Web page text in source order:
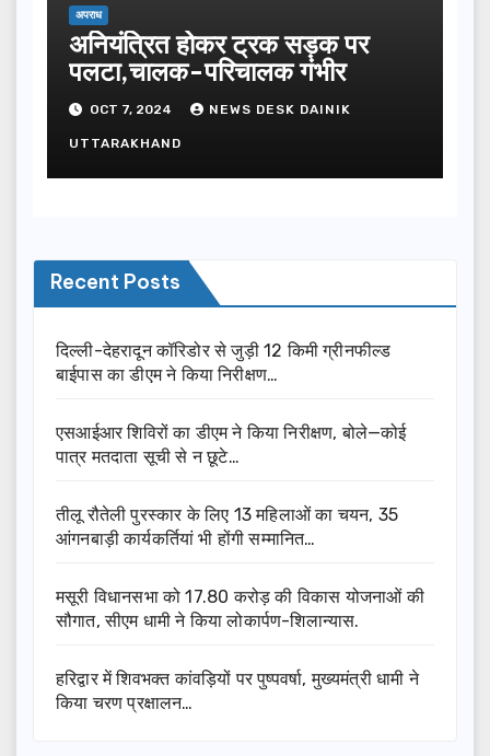
अपराध
अनियंत्रित होकर ट्रक सड़क पर
पलटा,चालक-परिचालक गंभीर
OCT 7, 2024 NEWS DESK DAINIK
UTTARAKHAND
Recent Posts
दिल्ली-देहरादून कॉरिडोर से जुड़ी 12 किमी ग्रीनफील्ड
बाईपास का डीएम ने किया निरीक्षण…
एसआईआर शिविरों का डीएम ने किया निरीक्षण, बोले—कोई
पात्र मतदाता सूची से न छूटे…
तीलू रौतेली पुरस्कार के लिए 13 महिलाओं का चयन, 35
आंगनबाड़ी कार्यकर्तियां भी होंगी सम्मानित…
मसूरी विधानसभा को 17.80 करोड़ की विकास योजनाओं की
सौगात, सीएम धामी ने किया लोकार्पण-शिलान्यास.
हरिद्वार में शिवभक्त कांवड़ियों पर पुष्पवर्षा, मुख्यमंत्री धामी ने
किया चरण प्रक्षालन…